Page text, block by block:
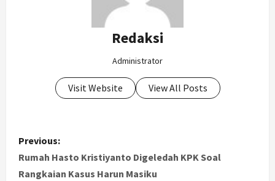
Redaksi
Administrator
Visit Website View All Posts
P
o
Previous:
Rumah Hasto Kristiyanto Digeledah KPK Soal
Rangkaian Kasus Harun Masiku